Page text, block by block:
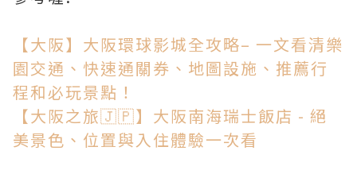
【大阪】大阪環球影城全攻略– 一文看清樂
園交通、快速通關券、地圖設施、推薦行
程和必玩景點！
【大阪之旅🇯🇵】大阪南海瑞士飯店 - 絕
美景色、位置與入住體驗一次看